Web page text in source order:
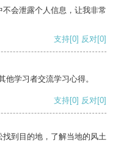
会泄露个人信息，让我非常
支持[0] 反对[0]
学习者交流学习心得。
支持[0] 反对[0]
到目的地，了解当地的风土